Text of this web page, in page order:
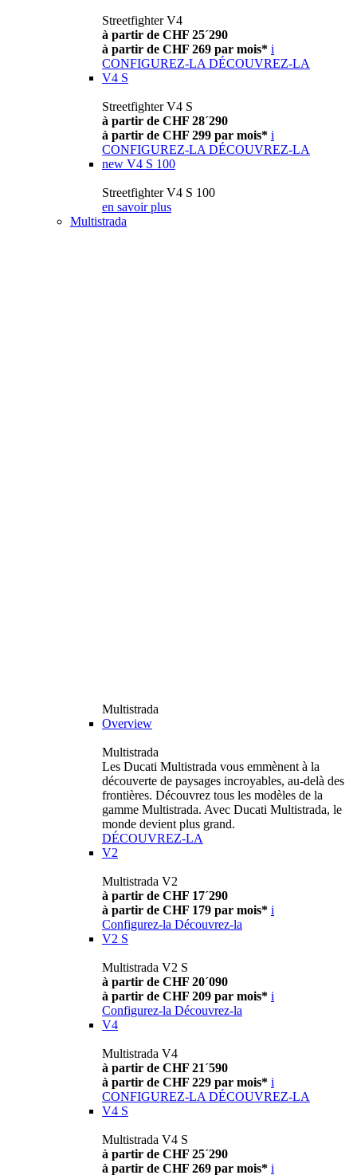
Streetfighter V4
à partir de CHF 25´290
à partir de CHF 269 par mois* i
CONFIGUREZ-LA DÉCOUVREZ-LA
V4 S
Streetfighter V4 S
à partir de CHF 28´290
à partir de CHF 299 par mois* i
CONFIGUREZ-LA DÉCOUVREZ-LA
new V4 S 100
Streetfighter V4 S 100
en savoir plus
Multistrada
Multistrada
Overview
Multistrada
Les Ducati Multistrada vous emmènent à la
découverte de paysages incroyables, au-delà des
frontières. Découvrez tous les modèles de la
gamme Multistrada. Avec Ducati Multistrada, le
monde devient plus grand.
DÉCOUVREZ-LA
V2
Multistrada V2
à partir de CHF 17´290
à partir de CHF 179 par mois* i
Configurez-la Découvrez-la
V2 S
Multistrada V2 S
à partir de CHF 20´090
à partir de CHF 209 par mois* i
Configurez-la Découvrez-la
V4
Multistrada V4
à partir de CHF 21´590
à partir de CHF 229 par mois* i
CONFIGUREZ-LA DÉCOUVREZ-LA
V4 S
Multistrada V4 S
à partir de CHF 25´290
à partir de CHF 269 par mois* i